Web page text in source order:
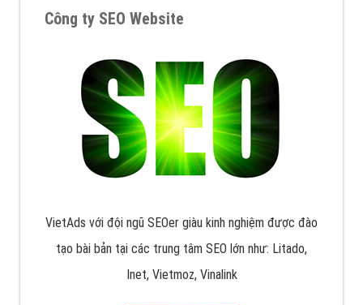
Công ty SEO Website
VietAds với đội ngũ SEOer giàu kinh nghiệm được đào
tạo bài bản tại các trung tâm SEO lớn như: Litado,
Inet, Vietmoz, Vinalink